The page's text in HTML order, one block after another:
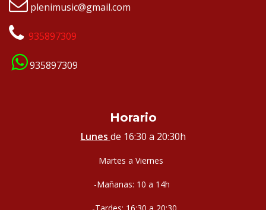
plenimusic@gmail.com
935897309
935897309
Horario
Lunes de 16:30 a 20:30h
Martes a Viernes
-Mañanas: 10 a 14h